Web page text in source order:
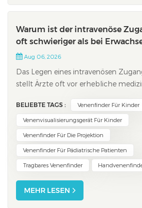
Warum ist der intravenöse
oft schwieriger als bei
Aug 06, 2026
Das Legen eines intravenösen
stellt Ärzte oft vor erhebliche
Gegebenheiten wie der geringe
das Babyspeck erschweren die
Venen. Hoher Stress kann bei
plötzlichen Gefä...
BELIEBTE TAGS : Venenfinder Für Kinder
Venenvisualisierungsgerät Für Kinder
Venenfinder Für Die Projektion
Venenfinder Für Pädiatrische Patienten
Tragbares Venenfinder
MEHR LESEN